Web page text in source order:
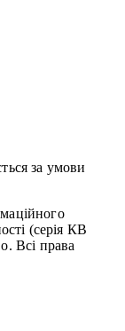
за умови
(серія КВ
Всі права